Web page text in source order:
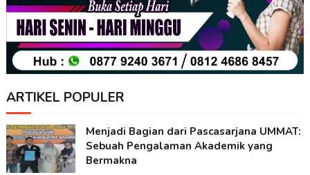
ARTIKEL POPULER
Menjadi Bagian dari Pascasarjana UMMAT:
Sebuah Pengalaman Akademik yang
Bermakna